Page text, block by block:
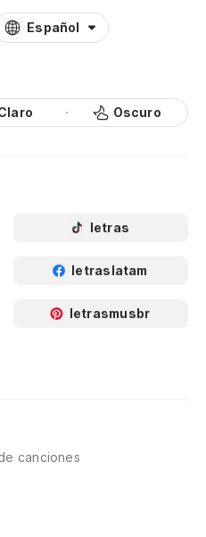
Español
Oscuro
letras
letraslatam
letrasmusbr
canciones